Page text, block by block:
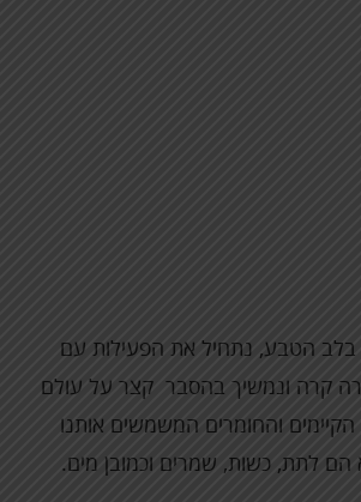
הטבע, נתחיל את הפעילות עם
קרה ונמשיך בהסבר קצר על עולם
והחומרים המשמשים אותנו
הם לתת, כשות, שמרים וכמובן מים.